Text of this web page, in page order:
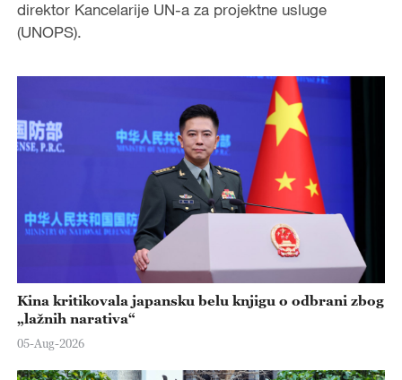
direktor Kancelarije UN-a za projektne usluge
(UNOPS).
Kina kritikovala japansku belu knjigu o odbrani zbog
„lažnih narativa“
05-Aug-2026